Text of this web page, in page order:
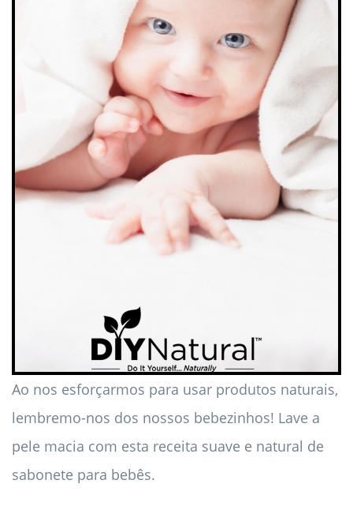
Ao nos esforçarmos para usar produtos naturais,
lembremo-nos dos nossos bebezinhos! Lave a
pele macia com esta receita suave e natural de
sabonete para bebês.